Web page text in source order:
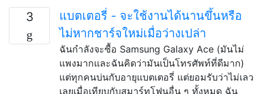
3
แบตเตอรี่ - จะใช้งานได้นานขึ้นหรือ
ไม่หากชาร์จใหม่เมื่อว่างเปล่า
ฉันกำลังจะซื้อ Samsung Galaxy Ace (มันไม่
แพงมากและฉันคิดว่ามันเป็นโทรศัพท์ที่ดีมาก)
แต่ทุกคนบ่นกับอายุแบตเตอรี่ แต่ยอมรับว่าไม่เลว
เลยเมื่อเทียบกับสมาร์ทโฟนอื่น ๆ ทั้งหมด ฉัน